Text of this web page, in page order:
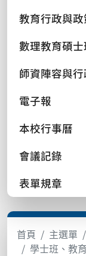
教育行政與
數理教育碩
師資陣容與
電子報
本校行事曆
會議記錄
表單規章
首頁 主選單
學士班、教